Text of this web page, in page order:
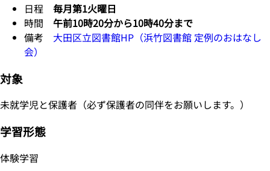
日程 毎月第1火曜日
時間 午前10時20分から10時40分まで
備考 大田区立図書館HP（浜竹図書館 定例のおはなし
会）
対象
未就学児と保護者（必ず保護者の同伴をお願いします。）
学習形態
体験学習